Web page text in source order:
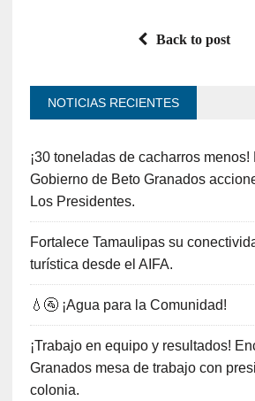
Back to post
NOTICIAS RECIENTES
¡30 toneladas de cacharros menos!
Gobierno de Beto Granados
Los Presidentes.
Fortalece Tamaulipas su
turística desde el AIFA.
💧🚰 ¡Agua para la Comunidad!
¡Trabajo en equipo y resultados!
Granados mesa de trabajo con
colonia.